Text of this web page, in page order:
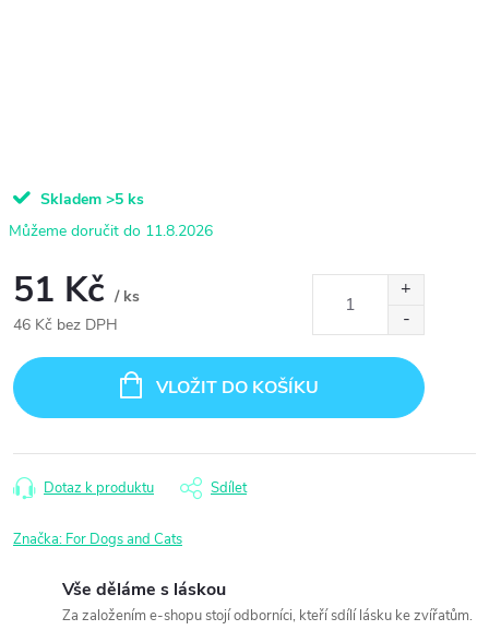
Skladem >5 ks
11.8.2026
51 Kč / ks
46 Kč bez DPH
cena:
VLOŽIT DO KOŠÍKU
Dotaz k produktu Sdílet
Značka: For Dogs and Cats
Vše děláme s láskou
Za založením e-shopu stojí odborníci, kteří sdílí lásku ke zvířatům.